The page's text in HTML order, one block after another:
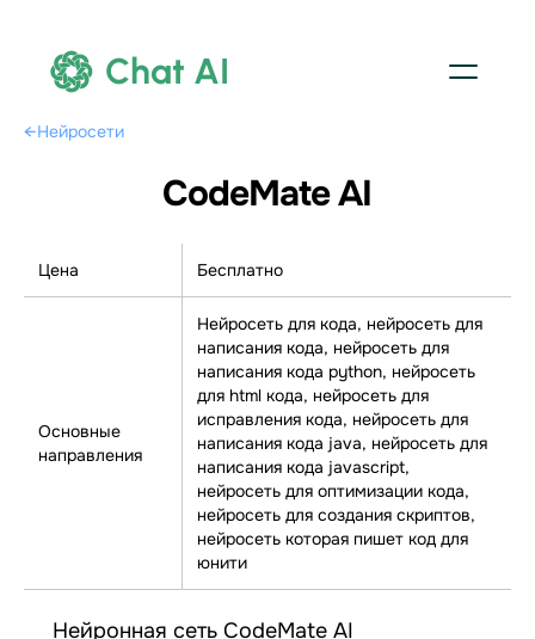
Chat AI
←Нейросети
CodeMate AI
Цена Бесплатно
Основные
направления
Нейросеть для кода, нейросеть для
написания кода, нейросеть для
написания кода python, нейросеть
для html кода, нейросеть для
исправления кода, нейросеть для
написания кода java, нейросеть для
написания кода javascript,
нейросеть для оптимизации кода,
нейросеть для создания скриптов,
нейросеть которая пишет код для
юнити
Нейронная сеть CodeMate AI